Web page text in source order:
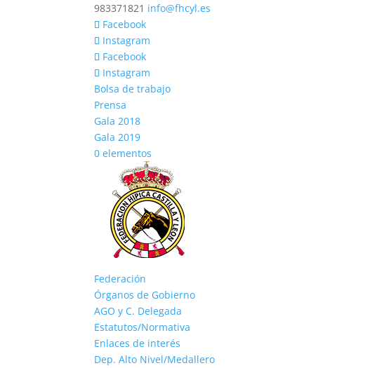
983371821 info@fhcyl.es
Facebook
Instagram
Facebook
Instagram
Bolsa de trabajo
Prensa
Gala 2018
Gala 2019
0 elementos
Federación
Órganos de Gobierno
AGO y C. Delegada
Estatutos/Normativa
Enlaces de interés
Dep. Alto Nivel/Medallero